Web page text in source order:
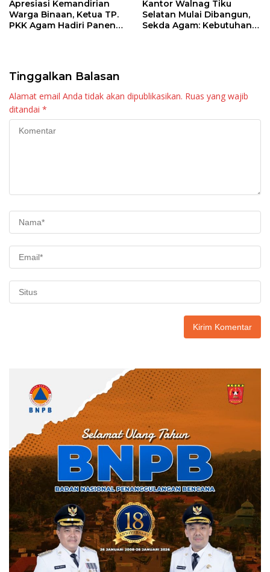
Apresiasi Kemandirian
Warga Binaan, Ketua TP.
PKK Agam Hadiri Panen
Kantor Walnag Tiku
Selatan Mulai Dibangun,
Sekda Agam: Kebutuhan
Tinggalkan Balasan
Alamat email Anda tidak akan dipublikasikan. Ruas yang wajib
ditandai *